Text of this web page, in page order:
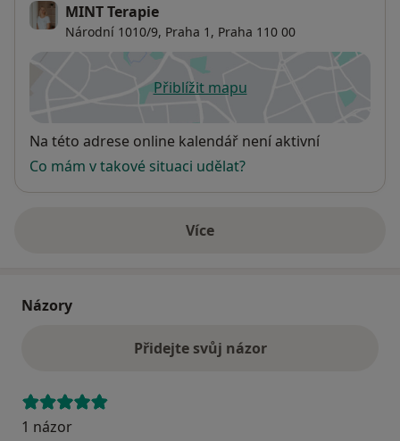
MINT Terapie
Národní 1010/9, Praha 1 , Praha 110 00
Přiblížit mapuse otevře v nové záložce
Dostupnost
Na této adrese online kalendář není aktivní
Co mám v takové situaci udělat?
Víceo adrese
Názory
Přidejte svůj názor
1 názor